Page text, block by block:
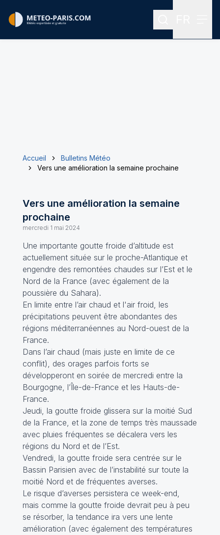
Rechercher
Accueil
Bulletins Météo
Vers une amélioration la semaine prochaine
Vers une amélioration la semaine
prochaine
mercredi 1 mai 2024
Une importante goutte froide d’altitude est
actuellement située sur le proche-Atlantique et
engendre des remontées chaudes sur l’Est et le
Nord de la France (avec également de la
poussière du Sahara).
En limite entre l’air chaud et l'air froid, les
précipitations peuvent être abondantes des
régions méditerranéennes au Nord-ouest de la
France.
Dans l’air chaud (mais juste en limite de ce
conflit), des orages parfois forts se
développeront en soirée de mercredi entre la
Bourgogne, l’Île-de-France et les Hauts-de-
France.
Jeudi, la goutte froide glissera sur la moitié Sud
de la France, et la zone de temps très maussade
avec pluies fréquentes se décalera vers les
régions du Nord et de l’Est.
Vendredi, la goutte froide sera centrée sur le
Bassin Parisien avec de l’instabilité sur toute la
moitié Nord et de fréquentes averses.
Le risque d’averses persistera ce week-end,
mais comme la goutte froide devrait peu à peu
se résorber, la tendance ira vers une lente
amélioration (avec également des températures